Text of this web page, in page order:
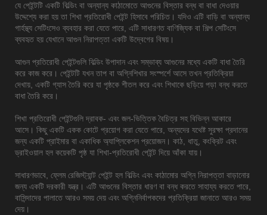
যে পেইন্টটি একটি বিল্ডিং বা অন্যান্য কাঠামোতে আগুনের বিস্তার বন্ধ বা বাধা দেওয়ার
উদ্দেশ্যে করা হয় তা শিখা প্রতিরোধী পেইন্ট হিসাবে পরিচিত। যদিও এটি বাড়ি বা অন্যান্য
গার্হস্থ্য সেটিংসেও ব্যবহার করা যেতে পারে, এটি সাধারণত বাণিজ্যিক বা শিল্প সেটিংসে
ব্যবহৃত হয় যেখানে আগুন নিরাপত্তা একটি উদ্বেগের বিষয়।
আগুন প্রতিরোধী পেইন্টগুলি বিল্ডিং উপাদান এবং সম্ভাব্য আগুনের মধ্যে একটি বাধা তৈরি
করে কাজ করে। পেইন্টটি যখন তাপ বা অগ্নিশিখার সংস্পর্শে আসে তখন প্রতিক্রিয়া
দেখায়, একটি গ্যাস তৈরি করে যা পৃষ্ঠকে শীতল করে এবং শিখাকে ছড়িয়ে পড়া বন্ধ করতে
বাধা তৈরি করে।
শিখা প্রতিরোধী পেইন্টগুলি দ্রাবক- এবং জল-ভিত্তিক বৈচিত্র সহ বিভিন্ন আকারে
আসে। কিছু একটি একক কোটে প্রয়োগ করা যেতে পারে, অন্যদের যথেষ্ট সুরক্ষা প্রদানের
জন্য একটি প্রাইমার বা একাধিক অ্যাপ্লিকেশন প্রয়োজন। কাঠ, ধাতু, কংক্রিট এবং
ড্রাইওয়াল হল কয়েকটি পৃষ্ঠ যা শিখা-প্রতিরোধী পেইন্ট দিয়ে আঁকা যায়।
সাধারণভাবে, ফ্লেম রেজিস্ট্যান্ট পেইন্ট হল বিল্ডিং এবং কাঠামোর অগ্নি নিরাপত্তা বাড়ানোর
জন্য একটি দরকারী যন্ত্র। এটি আগুনের বিস্তার ধারণ বা বন্ধ করতে সাহায্য করতে পারে,
বাসিন্দাদের পালাতে আরও সময় দেয় এবং অগ্নিনির্বাপকদের প্রতিক্রিয়া জানাতে আরও সময়
দেয়।